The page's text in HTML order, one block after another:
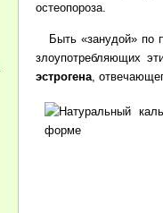
остеопороза.
Быть «занудой» по
злоупотребляющих
эстрогена ,